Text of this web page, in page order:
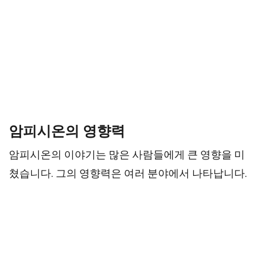
암피시온의 영향력
암피시온의 이야기는 많은 사람들에게 큰 영향을 미
쳤습니다. 그의 영향력은 여러 분야에서 나타납니다.